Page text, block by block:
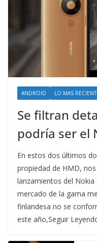
ANDROID LO MAS
Se filtran
podría ser el
En estos dos últimos
propiedad de HMD,
lanzamientos del Nokia
mercado de la gama
finlandesa no se
este año,Seguir